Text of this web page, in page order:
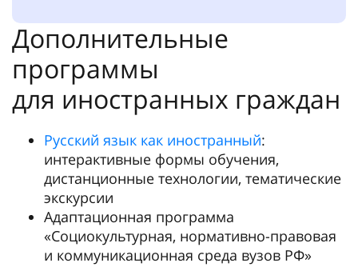
Дополнительные
программы
для иностранных граждан
Русский язык как иностранный:
интерактивные формы обучения,
дистанционные технологии, тематические
экскурсии
Адаптационная программа
«Социокультурная, нормативно-правовая
и коммуникационная среда вузов РФ»